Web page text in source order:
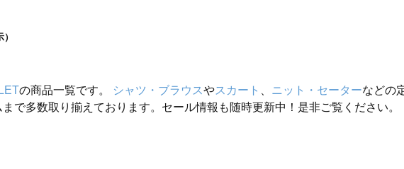
の商品一覧です。 シャツ・ブラウスやスカート ニット・セーターなどの
まで多数取り揃えております。セール情報も随時更新中！是非ご覧ください。